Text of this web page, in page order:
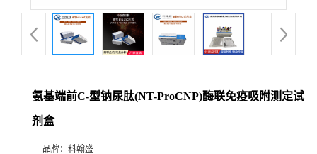
氨基端前C-型钠尿肽(NT-ProCNP)酶联免疫吸附测定试
剂盒
品牌： 科翰盛